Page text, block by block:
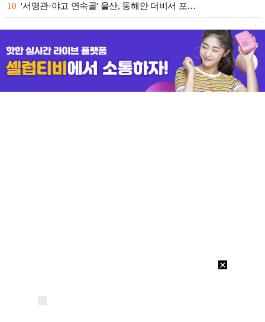
10 '서명관·야고 연속골' 울산, 동해안 더비서 포…